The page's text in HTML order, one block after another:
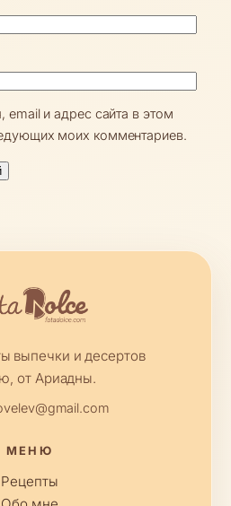
email и адрес сайта в этом
моих комментариев.
выпечки и десертов
от Ариадны.
МЕНЮ
Рецепты